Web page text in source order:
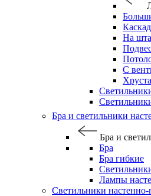
На
С
Бра и светильники
Бра и
Бра
Бра гибкие
Лампы
Светильники